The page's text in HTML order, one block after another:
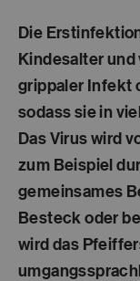
Die
Kindesalter
grippaler Infekt
sodass sie in
Das Virus wird
zum Beispiel
gemeinsames
Besteck oder
wird das